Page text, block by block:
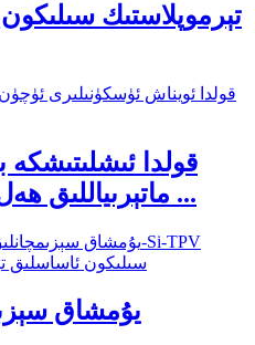
قولدا
ماتېرىياللىق ھەل قىلىش چارىلىرى ...
يۇمشاق